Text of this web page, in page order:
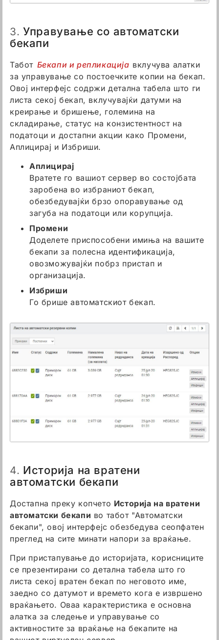
3. Управување со автоматски
бекапи
Табот Бекапи и репликација вклучува алатки
за управување со постоечките копии на бекап.
Овој интерфејс содржи детална табела што ги
листа секој бекап, вклучувајќи датуми на
креирање и бришење, големина на
складирање, статус на конзистентност на
податоци и достапни акции како Промени,
Аплицирај и Избриши.
Аплицирај
Вратете го вашиот сервер во состојбата
заробена во избраниот бекап,
обезбедувајќи брзо опоравување од
загуба на податоци или корупција.
Промени
Доделете приспособени имиња на вашите
бекапи за полесна идентификација,
овозможувајќи побрз пристап и
организација.
Избриши
Го брише автоматскиот бекап.
4. Историја на вратени
автоматски бекапи
Достапна преку копчето Историја на вратени
автоматски бекапи во табот "Автоматски
бекапи", овој интерфејс обезбедува сеопфатен
преглед на сите минати напори за враќање.
При пристапување до историјата, корисниците
се презентирани со детална табела што го
листа секој вратен бекап по неговото име,
заедно со датумот и времето кога е извршено
враќањето. Оваа карактеристика е основна
алатка за следење и управување со
активностите за враќање на бекапите на